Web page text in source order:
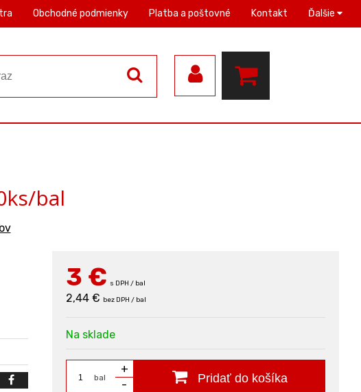
Obchodné podmienky Platba a poštovné Kontakt Ďalšie
bal
3 € s DPH / bal
2,44 € bez DPH / bal
Na sklade
bal
+
-
Pridať do košíka